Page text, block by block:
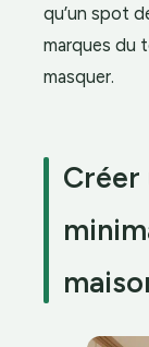
qu’un spot
marques du
masquer.
Créer